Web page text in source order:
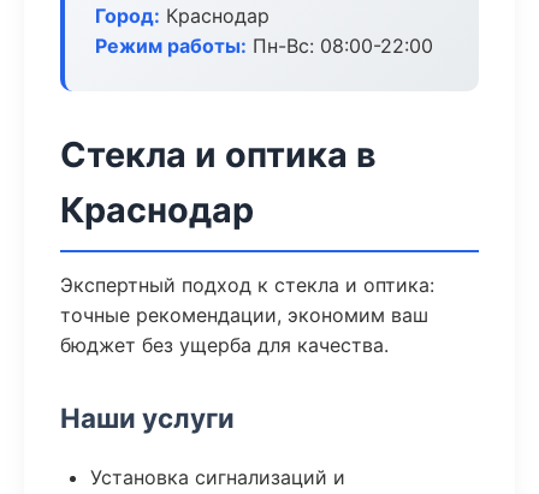
Город: Краснодар
Режим работы: Пн-Вс: 08:00-22:00
Стекла и оптика в
Краснодар
Экспертный подход к стекла и оптика:
точные рекомендации, экономим ваш
бюджет без ущерба для качества.
Наши услуги
Установка сигнализаций и